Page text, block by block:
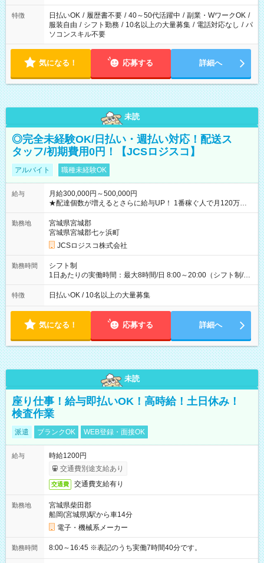
特徴 日払いOK / 履歴書不要 / 40～50代活躍中 / 副業・WワークOK /
服装自由 / シフト勤務 / 10名以上の大量募集 / 電話対応なし / パ
ソコンスキル不要
気になる！ 応募する 詳細へ
未読
◎完全未経験OK/日払い・週払い対応！配送ス
タッフ/初期費用0円！【JCSロジスコ】
アルバイト 職種未経験OK
給与
月給300,000円～500,000円
★配達個数が増えるとさらに給与UP！ 1番稼ぐ人で月120万ほ
ど！ ・主要都市エリア 月収55万円／週5日稼働 月収65万~112
万円／週6日稼働 ・地方郊外エリア 月収40万円／週5日稼働 月
収40万円~50万円／週6日稼働 ＜モデルイメージ＞ ■月収50万
円 (27歳男性/江東区在住)※元建築関係 1日150個配達×25日勤務
(日休み) ■月収80万円(43歳男性/墨田区在住)※元営業 1日200個
勤務地
宮城県宮城郡
宮城県宮城郡七ヶ浜町
JCSロジスコ株式会社
勤務時間
シフト制
1日あたりの実働時間：最大8時間/日 8:00～20:00（シフト制/実
働8時間） ※週5日勤務（場所次第では週4も有り） ※配達状況
によって時間外での勤務可能性有り ※案件により多少の前後あ
特徴 日払いOK / 10名以上の大量募集
気になる！ 応募する 詳細へ
未読
座り仕事！給与即払いOK！高時給！土日休み！
検査作業
派遣 ブランクOK WEB登録・面接OK
給与
時給1200円
交通費別途支給あり
交通費 交通費支給有り
勤務地
宮城県柴田郡
船岡(宮城県)駅から車14分
電子・機械系メーカー
勤務時間 8:00～16:45 ※表記のうち実働7時間40分です。